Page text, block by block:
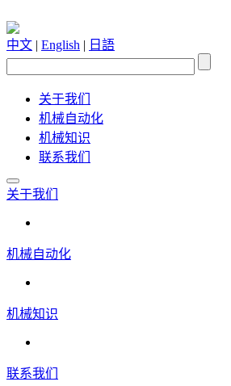
中文 | English | 日語
关于我们
机械自动化
机械知识
联系我们
关于我们
机械自动化
机械知识
联系我们